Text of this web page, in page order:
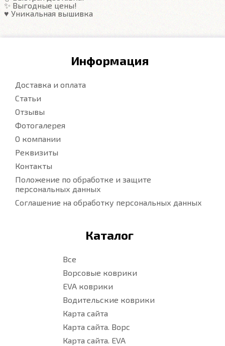
✨ Выгодные цены!
♥️ Уникальная вышивка
Информация
Доставка и оплата
Статьи
Отзывы
Фотогалерея
О компании
Реквизиты
Контакты
Положение по обработке и защите
персональных данных
Соглашение на обработку персональных данных
Каталог
Все
Ворсовые коврики
EVA коврики
Водительские коврики
Карта сайта
Карта сайта. Ворс
Карта сайта. EVA